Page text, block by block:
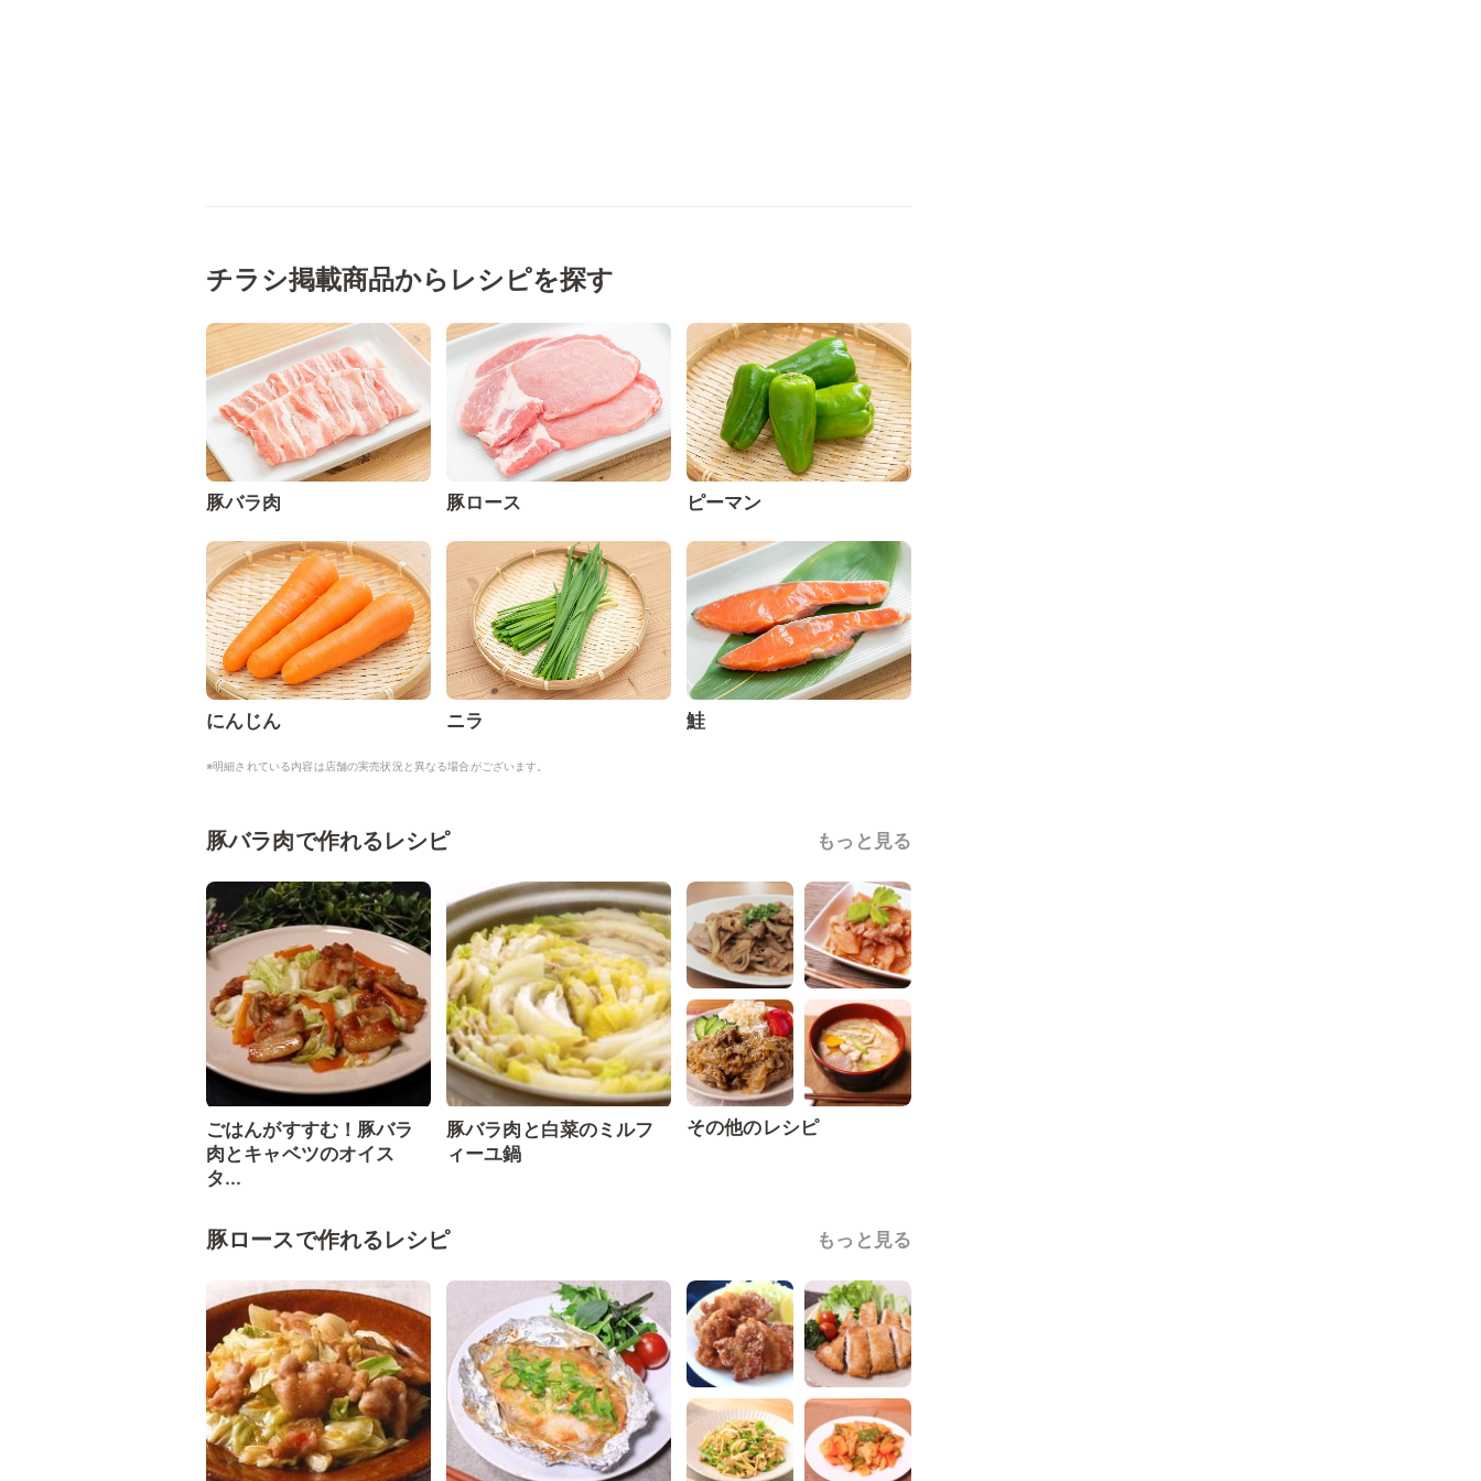
チラシ掲載商品からレシピを探す
豚バラ肉 豚ロース ピーマン
にんじん ニラ 鮭
※明細されている内容は店舗の実売状況と異なる場合がございます。
豚バラ肉で作れるレシピ もっと見る
ごはんがすすむ！豚バラ
肉とキャベツのオイス
タ...
豚バラ肉と白菜のミルフ
ィーユ鍋
その他のレシピ
豚ロースで作れるレシピ もっと見る